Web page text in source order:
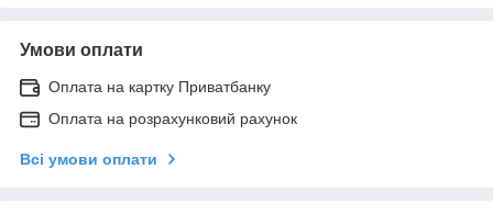
Умови оплати
Оплата на картку Приватбанку
Оплата на розрахунковий рахунок
Всі умови оплати